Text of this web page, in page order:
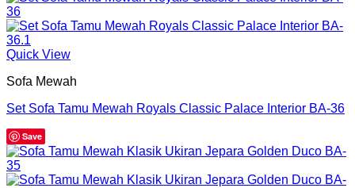
Quick View
Sofa Mewah
Set Sofa Tamu Mewah Royals Classic Palace Interior BA-36
Save